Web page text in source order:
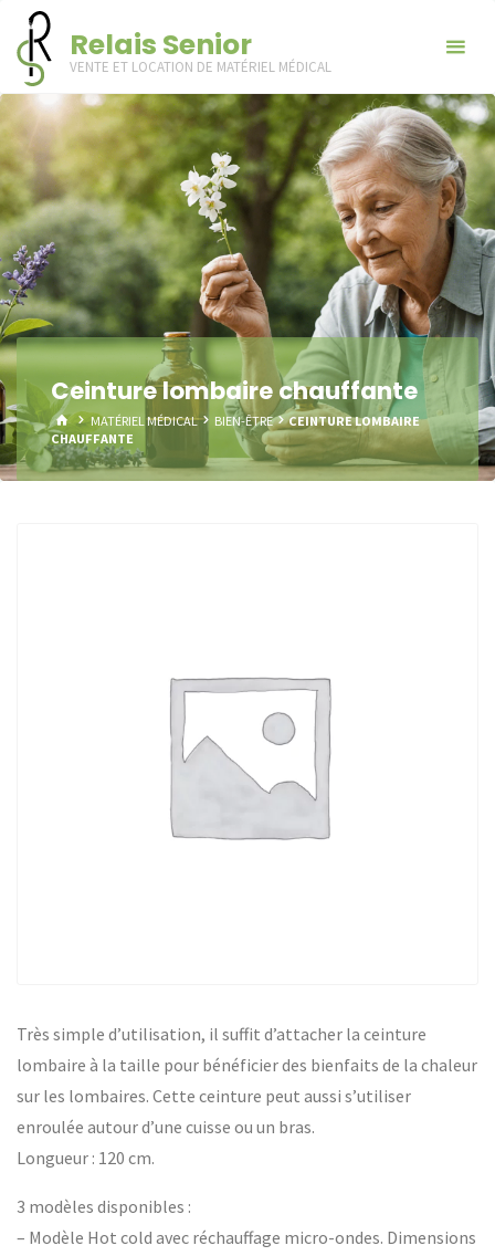
content
Relais Senior
VENTE ET LOCATION DE MATÉRIEL MÉDICAL
Ceinture lombaire chauffante
HOMEMATÉRIEL MÉDICAL BIEN-ÊTRE
CEINTURE LOMBAIRE
CHAUFFANTE
Très simple d’utilisation, il suffit d’attacher la ceinture
lombaire à la taille pour bénéficier des bienfaits de la chaleur
sur les lombaires. Cette ceinture peut aussi s’utiliser
enroulée autour d’une cuisse ou un bras.
Longueur : 120 cm.
3 modèles disponibles :
– Modèle Hot cold avec réchauffage micro-ondes. Dimensions